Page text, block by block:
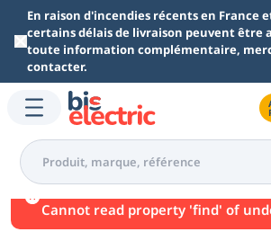
Aller au contenu principal
En raison d'incendies récents en France
certains délais de livraison peuvent être
toute information complémentaire,
contacter.
Une erreur est
Cannot read property 'find' of